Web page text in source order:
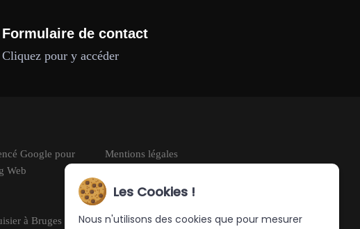
Formulaire de contact
Cliquez pour y accéder
Google pour
Web
à Bruges
Mentions légales
Les Cookies !
Nous n'utilisons des cookies que pour mesurer